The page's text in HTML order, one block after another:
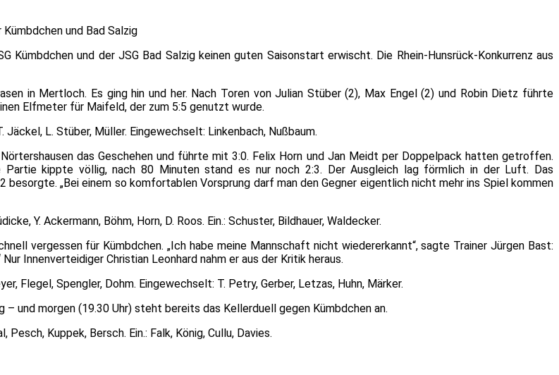
und Bad Salzig
Kümbdchen und der JSG Bad Salzig keinen guten Saisonstart erwischt. Die Rhein-Hunsrück-Konkurrenz aus
in Mertloch. Es ging hin und her. Nach Toren von Julian Stüber (2), Max Engel (2) und Robin Dietz führte
Elfmeter für Maifeld, der zum 5:5 genutzt wurde.
L. Stüber, Müller. Eingewechselt: Linkenbach, Nußbaum.
das Geschehen und führte mit 3:0. Felix Horn und Jan Meidt per Doppelpack hatten getroffen.
kippte völlig, nach 80 Minuten stand es nur noch 2:3. Der Ausgleich lag förmlich in der Luft. Das
„Bei einem so komfortablen Vorsprung darf man den Gegner eigentlich nicht mehr ins Spiel kommen
Y. Ackermann, Böhm, Horn, D. Roos. Ein.: Schuster, Bildhauer, Waldecker.
vergessen für Kümbdchen. „Ich habe meine Mannschaft nicht wiedererkannt“, sagte Trainer Jürgen Bast:
Innenverteidiger Christian Leonhard nahm er aus der Kritik heraus.
Flegel, Spengler, Dohm. Eingewechselt: T. Petry, Gerber, Letzas, Huhn, Märker.
– und morgen (19.30 Uhr) steht bereits das Kellerduell gegen Kümbdchen an.
Kuppek, Bersch. Ein.: Falk, König, Cullu, Davies.